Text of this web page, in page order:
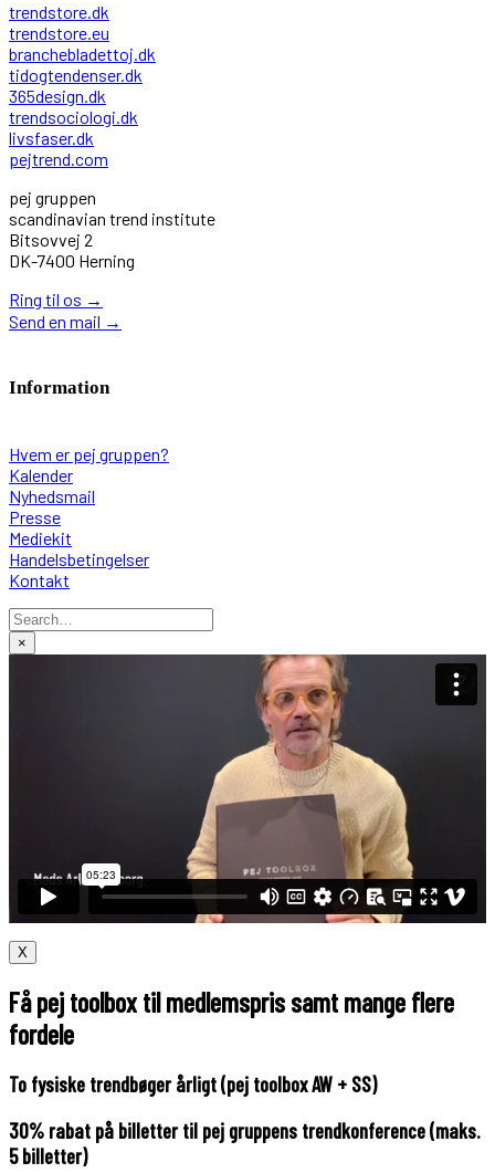
trendstore.dk
trendstore.eu
branchebladettoj.dk
tidogtendenser.dk
365design.dk
trendsociologi.dk
livsfaser.dk
pejtrend.com
pej gruppen
scandinavian trend institute
Bitsovvej 2
DK-7400 Herning
Ring til os →
Send en mail →
Information
Hvem er pej gruppen?
Kalender
Nyhedsmail
Presse
Mediekit
Handelsbetingelser
Kontakt
×
X
Få pej toolbox til medlemspris samt mange flere
fordele
To fysiske trendbøger årligt (pej toolbox AW + SS)
30% rabat på billetter til pej gruppens trendkonference (maks.
5 billetter)